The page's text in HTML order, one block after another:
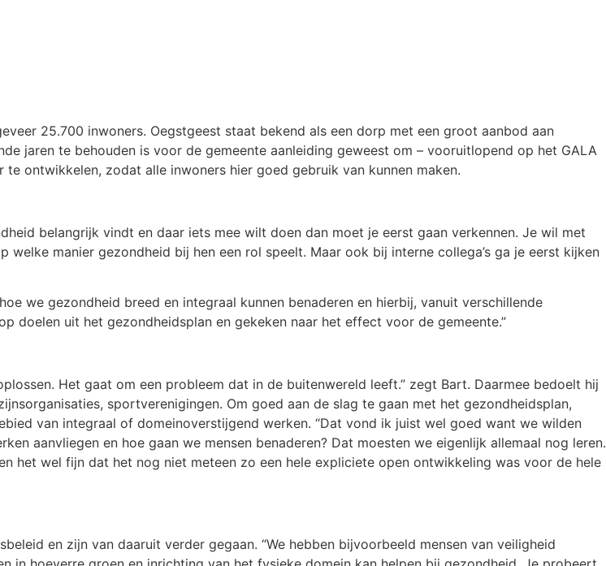
25.700 inwoners. Oegstgeest staat bekend als een dorp met een groot aanbod aan
jaren te behouden is voor de gemeente aanleiding geweest om – vooruitlopend op het GALA
ontwikkelen, zodat alle inwoners hier goed gebruik van kunnen maken.
belangrijk vindt en daar iets mee wilt doen dan moet je eerst gaan verkennen. Je wil met
manier gezondheid bij hen een rol speelt. Maar ook bij interne collega’s ga je eerst kijken
we gezondheid breed en integraal kunnen benaderen en hierbij, vanuit verschillende
doelen uit het gezondheidsplan en gekeken naar het effect voor de gemeente.”
Het gaat om een probleem dat in de buitenwereld leeft.” zegt Bart. Daarmee bedoelt hij
sportverenigingen. Om goed aan de slag te gaan met het gezondheidsplan,
van integraal of domeinoverstijgend werken. “Dat vond ik juist wel goed want we wilden
aanvliegen en hoe gaan we mensen benaderen? Dat moesten we eigenlijk allemaal nog leren.
het wel fijn dat het nog niet meteen zo een hele expliciete open ontwikkeling was voor de hele
en zijn van daaruit verder gegaan. “We hebben bijvoorbeeld mensen van veiligheid